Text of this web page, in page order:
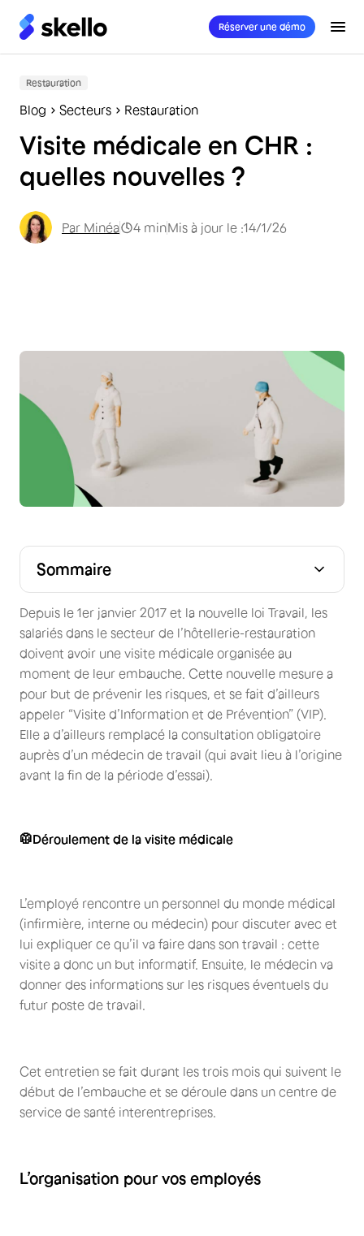
Réserver une démo
Restauration
Blog Secteurs Restauration
Visite médicale en CHR :
quelles nouvelles ?
Par Minéa 4 minMis à jour le :14/1/26
Depuis le 1er janvier 2017 et la nouvelle loi Travail, les
salariés dans le secteur de l’hôtellerie-restauration
doivent avoir une visite médicale organisée au
moment de leur embauche. Cette nouvelle mesure a
pour but de prévenir les risques, et se fait d’ailleurs
appeler “Visite d’Information et de Prévention” (VIP).
Elle a d’ailleurs remplacé la consultation obligatoire
auprès d’un médecin de travail (qui avait lieu à l’origine
avant la fin de la période d’essai).
🥼Déroulement de la visite médicale
L’employé rencontre un personnel du monde médical
(infirmière, interne ou médecin) pour discuter avec et
lui expliquer ce qu’il va faire dans son travail : cette
visite a donc un but informatif. Ensuite, le médecin va
donner des informations sur les risques éventuels du
futur poste de travail.
Cet entretien se fait durant les trois mois qui suivent le
début de l’embauche et se déroule dans un centre de
service de santé interentreprises.
L’organisation pour vos employés
Sommaire